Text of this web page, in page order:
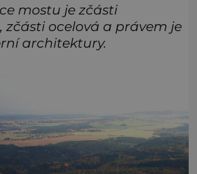
mostu je zčásti
zčásti ocelová a právem je
architektury.